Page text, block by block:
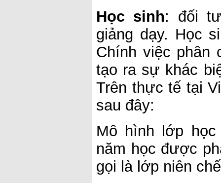
Học sinh: đối
giảng dạy. Học
Chính việc phân
tạo ra sự khác
Trên thực tế tại
sau đây:
Mô hình lớp
năm học được
gọi là lớp niên